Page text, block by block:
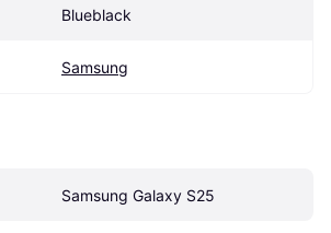
Blueblack
Samsung
Samsung Galaxy S25